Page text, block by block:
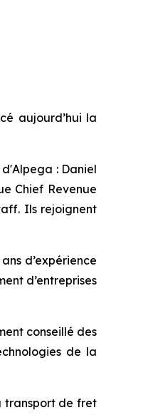
aujourd’hui la
: Daniel
Chief Revenue
Ils rejoignent
d’expérience
d’entreprises
conseillé des
de la
transport de fret